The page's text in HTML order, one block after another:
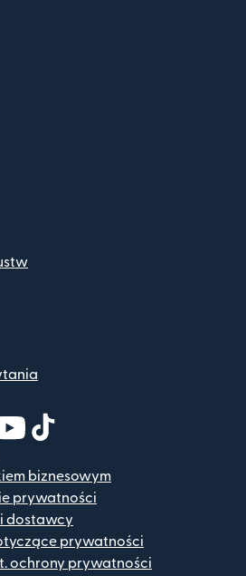
oknie)
w nowym oknie)
się w nowym oknie)
się w nowym oknie)
(otwiera się w nowym oknie)
biznesowym
prywatności
dostawcy
prywatności
ochrony prywatności